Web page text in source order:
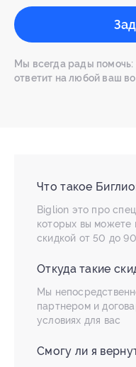
Мы всегда рады
ответит на любой ваш
Что такое
Biglion это про
которых вы можете
скидкой от 50 до
Откуда такие
Мы
партнером и
условиях для вас
Смогу ли я